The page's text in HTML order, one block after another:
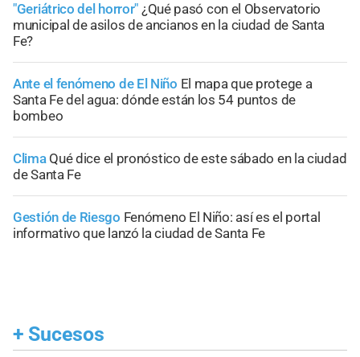
"Geriátrico del horror" ¿Qué pasó con el Observatorio
municipal de asilos de ancianos en la ciudad de Santa
Fe?
Ante el fenómeno de El Niño El mapa que protege a
Santa Fe del agua: dónde están los 54 puntos de
bombeo
Clima Qué dice el pronóstico de este sábado en la ciudad
de Santa Fe
Gestión de Riesgo Fenómeno El Niño: así es el portal
informativo que lanzó la ciudad de Santa Fe
+ Sucesos